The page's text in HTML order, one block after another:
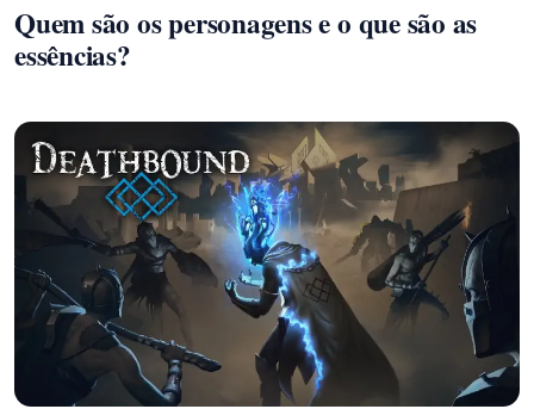
Quem são os personagens e o que são as
essências?